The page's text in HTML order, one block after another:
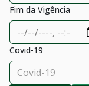
Fim da Vigência
Covid-19